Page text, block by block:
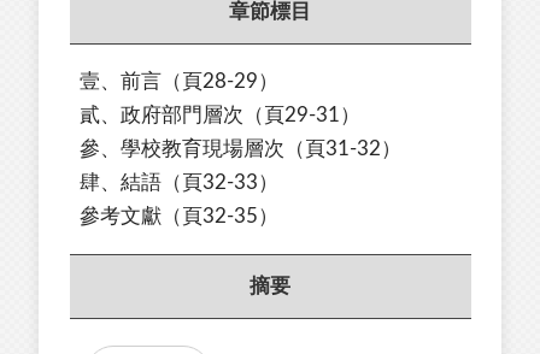
章節標目
壹、前言 （頁 28-29）
貳、政府部門層次 （頁 29-31）
參、學校教育現場層次 （頁 31-32）
肆、結語 （頁 32-33）
參考文獻 （頁 32-35）
摘要